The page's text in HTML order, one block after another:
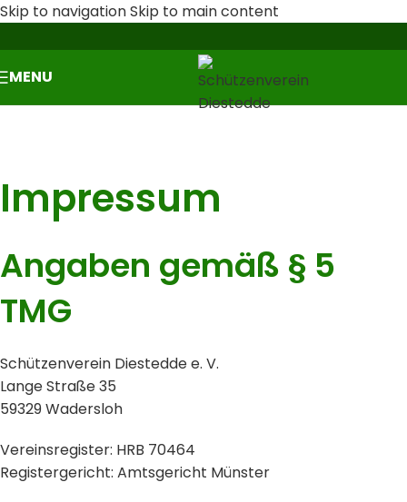
Skip to navigationSkip to main content
MENU
Impressum
Angaben gemäß § 5
TMG
Schützenverein Diestedde e. V.
Lange Straße 35
59329 Wadersloh
Vereinsregister: HRB 70464
Registergericht: Amtsgericht Münster